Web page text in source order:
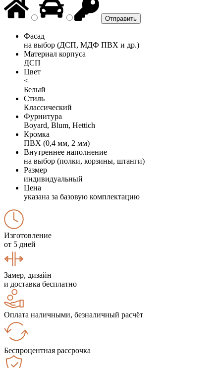
Фасад
на выбор (ДСП, МДФ ПВХ и др.)
Материал корпуса
ДСП
Цвет
<
Белый
Стиль
Классический
Фурнитура
Boyard, Blum, Hettich
Кромка
ПВХ (0,4 мм, 2 мм)
Внутреннее наполнение
на выбор (полки, корзины, штанги)
Размер
индивидуальный
Цена
указана за базовую комплектацию
Изготовление
от 5 дней
Замер, дизайн
и доставка бесплатно
Оплата наличными, безналичный расчёт
Беспроцентная рассрочка